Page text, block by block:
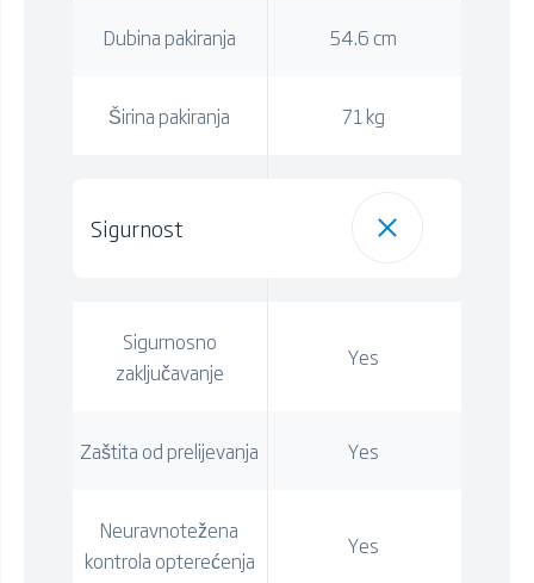
Dubina pakiranja 54.6 cm
Širina pakiranja 71 kg
Sigurnost
Sigurnosno
zaključavanje
Yes
Zaštita od prelijevanja Yes
Neuravnotežena
kontrola opterećenja
Yes